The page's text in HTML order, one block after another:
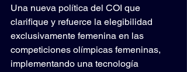
Una nueva política del COI que
clarifique y refuerce la elegibilidad
exclusivamente femenina en las
competiciones olímpicas femeninas,
implementando una tecnología